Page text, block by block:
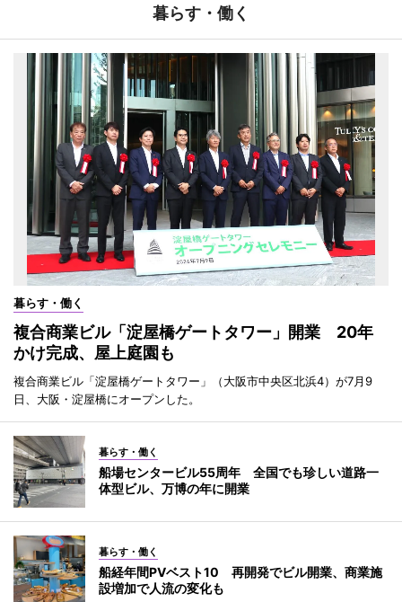
暮らす・働く
暮らす・働く
複合商業ビル「淀屋橋ゲートタワー」開業 20年
かけ完成、屋上庭園も
複合商業ビル「淀屋橋ゲートタワー」（大阪市中央区北浜4）が7月9
日、大阪・淀屋橋にオープンした。
暮らす・働く
船場センタービル55周年 全国でも珍しい道路一
体型ビル、万博の年に開業
暮らす・働く
船経年間PVベスト10 再開発でビル開業、商業施
設増加で人流の変化も